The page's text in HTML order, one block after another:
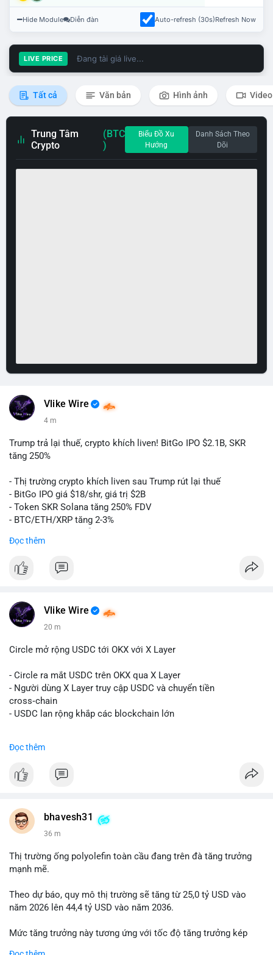
Hide Module Diễn đàn Auto-refresh (30s)Refresh Now
LIVE PRICE Đang tải giá live...
Tất cả Văn bản Hình ảnh Video
Trung Tâm
Crypto
(BTC
)
Biểu Đồ Xu
Hướng
Danh Sách Theo
Dõi
Vlike Wire
4 m
Trump trả lại thuế, crypto khích liven! BitGo IPO $2.1B, SKR
tăng 250%
- Thị trường crypto khích liven sau Trump rút lại thuế
- BitGo IPO giá $18/shr, giá trị $2B
- Token SKR Solana tăng 250% FDV
- BTC/ETH/XRP tăng 2-3%
- US Senates chuẩn bị hành động Clarity Act
- Nga công nhận crypto là tài sản
$btc#btc$eth
📰 Nguồn: Decrypt
Đọc thêm
Vlike Wire
20 m
Circle mở rộng USDC tới OKX với X Layer
- Circle ra mắt USDC trên OKX qua X Layer
- Người dùng X Layer truy cập USDC và chuyển tiền
cross‑chain
- USDC lan rộng khắp các blockchain lớn
📰 Nguồn: Cointelegraph
Đọc thêm
bhavesh31
36 m
Thị trường ống polyolefin toàn cầu đang trên đà tăng trưởng
mạnh mẽ.
Theo dự báo, quy mô thị trường sẽ tăng từ 25,0 tỷ USD vào
năm 2026 lên 44,4 tỷ USD vào năm 2036.
Mức tăng trưởng này tương ứng với tốc độ tăng trưởng kép